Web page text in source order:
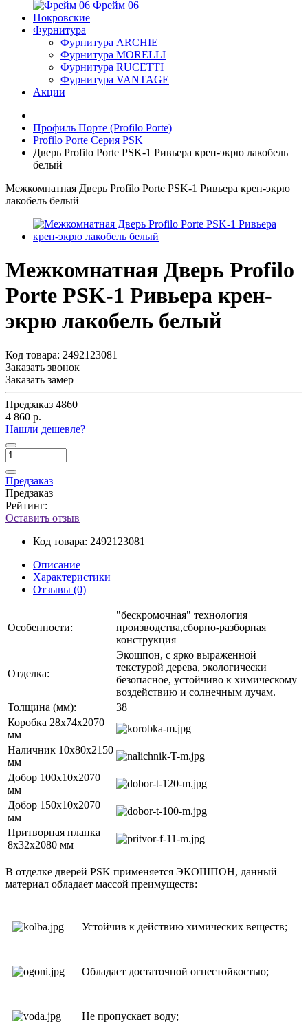
Фрейм 06
Покровские
Фурнитура
Фурнитура ARCHIE
Фурнитура MORELLI
Фурнитура RUCETTI
Фурнитура VANTAGE
Акции
Профиль Порте (Profilo Porte)
Profilo Porte Серия PSK
Дверь Profilo Porte PSK-1 Ривьера крен-экрю лакобель
белый
Межкомнатная Дверь Profilo Porte PSK-1 Ривьера крен-экрю
лакобель белый
Межкомнатная Дверь Profilo
Porte PSK-1 Ривьера крен-
экрю лакобель белый
Код товара: 2492123081
Заказать звонок
Заказать замер
Предзаказ 4860
4 860 р.
Нашли дешевле?
Предзаказ
Предзаказ
Рейтинг:
Оставить отзыв
Код товара: 2492123081
Описание
Характеристики
Отзывы (0)
Особенности:
"бескромочная" технология
производства,сборно-разборная
конструкция
Отделка:
Экошпон, с ярко выраженной
текстурой дерева, экологически
безопасное, устойчиво к химическому
воздействию и солнечным лучам.
Толщина (мм):
38
Коробка 28х74х2070
мм
Наличник 10x80x2150
мм
Добор 100х10х2070
мм
Добор 150х10х2070
мм
Притворная планка
8х32х2080 мм
В отделке дверей PSK применяется ЭКОШПОН, данный
материал обладает массой преимуществ:
Устойчив к действию химических веществ;
Обладает достаточной огнестойкостью;
Не пропускает воду;